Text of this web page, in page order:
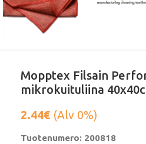
Mopptex Filsain
mikrokuituliina
2.44€ (Alv 0%)
Tuotenumero: 200818